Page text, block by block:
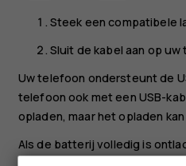
Steek een compatibele
Sluit de kabel aan op
Uw telefoon ondersteunt de
telefoon ook met een USB-
opladen, maar het opladen
Als de batterij volledig is